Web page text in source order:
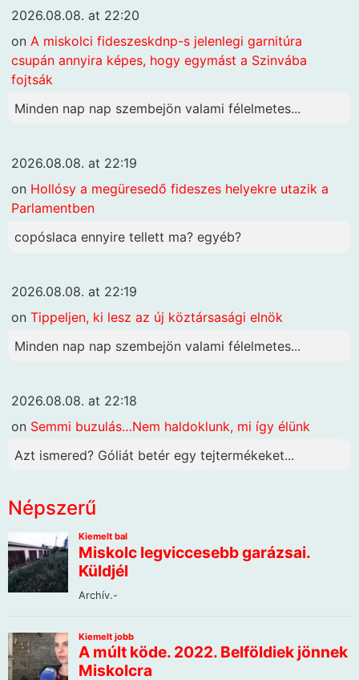
2026.08.08. at 22:20
on A miskolci fideszeskdnp-s jelenlegi garnitúra
csupán annyira képes, hogy egymást a Szinvába
fojtsák
Minden nap nap szembejön valami félelmetes...
2026.08.08. at 22:19
on Hollósy a megüresedő fideszes helyekre utazik a
Parlamentben
copóslaca ennyire tellett ma? egyéb?
2026.08.08. at 22:19
on Tippeljen, ki lesz az új köztársasági elnök
Minden nap nap szembejön valami félelmetes...
2026.08.08. at 22:18
on Semmi buzulás…Nem haldoklunk, mi így élünk
Azt ismered? Góliát betér egy tejtermékeket...
Népszerű